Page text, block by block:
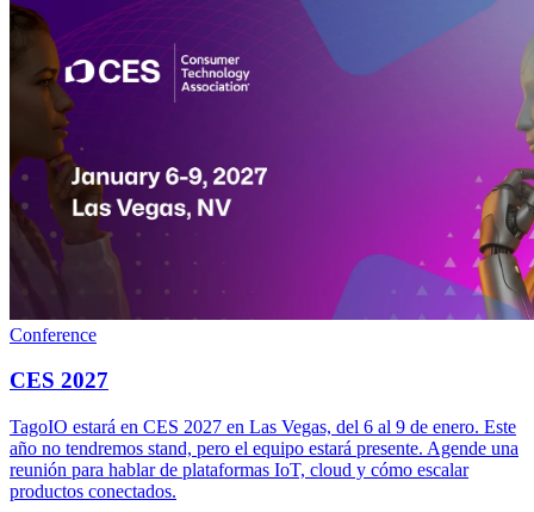
Conference
CES 2027
TagoIO estará en CES 2027 en Las Vegas, del 6 al 9 de enero. Este
año no tendremos stand, pero el equipo estará presente. Agende una
reunión para hablar de plataformas IoT, cloud y cómo escalar
productos conectados.